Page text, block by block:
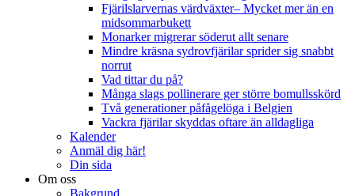
Fjärilslarvernas värdväxter– Mycket mer än en
midsommarbukett
Monarker migrerar söderut allt senare
Mindre kräsna sydrovfjärilar sprider sig snabbt
norrut
Vad tittar du på?
Många slags pollinerare ger större bomullsskörd
Två generationer påfågelöga i Belgien
Vackra fjärilar skyddas oftare än alldagliga
Kalender
Anmäl dig här!
Din sida
Om oss
Bakgrund